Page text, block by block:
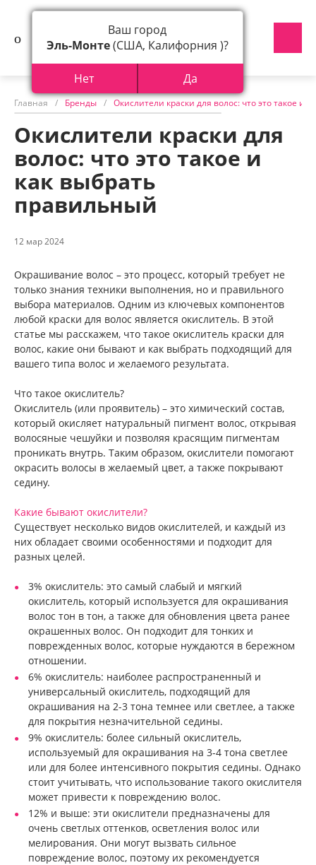
Главная / Бренды / Окислители краски для волос: что это такое и
Окислители краски для
волос: что это такое и
как выбрать
правильный
12 мар 2024
Окрашивание волос – это процесс, который требует не
только знания техники выполнения, но и правильного
выбора материалов. Одним из ключевых компонентов
любой краски для волос является окислитель. В этой
статье мы расскажем, что такое окислитель краски для
волос, какие они бывают и как выбрать подходящий для
вашего типа волос и желаемого результата.
Что такое окислитель?
Окислитель (или проявитель) – это химический состав,
который окисляет натуральный пигмент волос, открывая
волосяные чешуйки и позволяя красящим пигментам
проникать внутрь. Таким образом, окислители помогают
окрасить волосы в желаемый цвет, а также покрывают
седину.
Какие бывают окислители?
Существует несколько видов окислителей, и каждый из
них обладает своими особенностями и подходит для
разных целей.
3% окислитель: это самый слабый и мягкий
окислитель, который используется для окрашивания
волос тон в тон, а также для обновления цвета ранее
окрашенных волос. Он подходит для тонких и
поврежденных волос, которые нуждаются в бережном
отношении.
6% окислитель: наиболее распространенный и
универсальный окислитель, подходящий для
окрашивания на 2-3 тона темнее или светлее, а также
для покрытия незначительной седины.
9% окислитель: более сильный окислитель,
используемый для окрашивания на 3-4 тона светлее
или для более интенсивного покрытия седины. Однако
стоит учитывать, что использование такого окислителя
может привести к повреждению волос.
12% и выше: эти окислители предназначены для
очень светлых оттенков, осветления волос или
мелирования. Они могут вызвать сильное
повреждение волос, поэтому их рекомендуется
Ваш город
Эль-Монте(США, Калифорния )?
Нет Да